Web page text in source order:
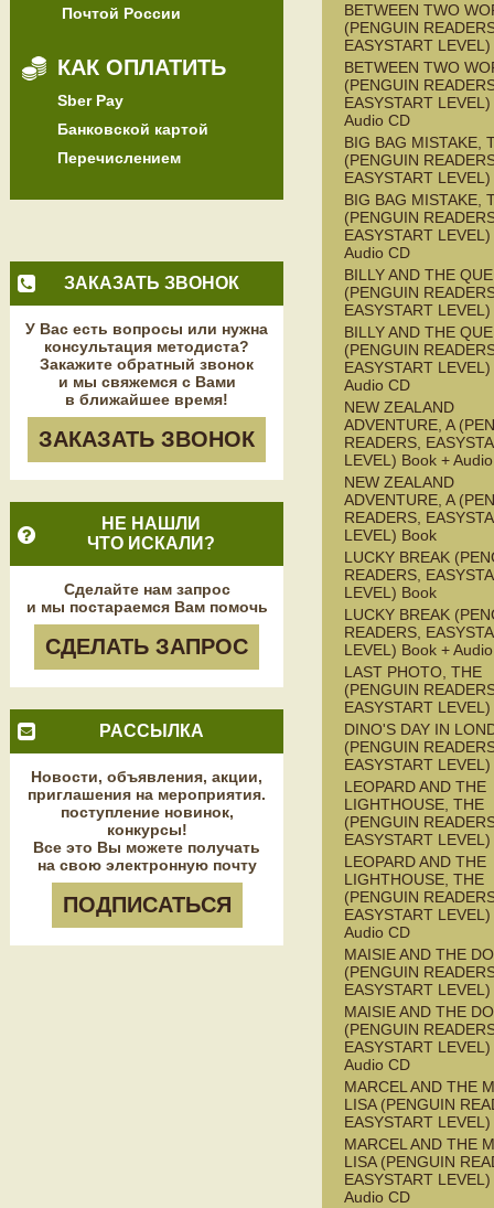
Почтой России
КАК ОПЛАТИТЬ
Sber Pay
Банковской картой
Перечислением
ЗАКАЗАТЬ ЗВОНОК
У Вас есть вопросы или нужна
консультация методиста?
Закажите обратный звонок
и мы свяжемся с Вами
в ближайшее время!
ЗАКАЗАТЬ ЗВОНОК
НЕ НАШЛИ
ЧТО ИСКАЛИ?
Сделайте нам запрос
и мы постараемся Вам помочь
СДЕЛАТЬ ЗАПРОС
РАССЫЛКА
Новости, объявления, акции,
приглашения на мероприятия.
поступление новинок,
конкурсы!
Все это Вы можете получать
на свою электронную почту
ПОДПИСАТЬСЯ
BETWEEN TWO
(PENGUIN
EASYSTART
BETWEEN TWO
(PENGUIN
EASYSTART
Audio CD
BIG BAG MISTAKE,
(PENGUIN
EASYSTART
BIG BAG MISTAKE,
(PENGUIN
EASYSTART
Audio CD
BILLY AND THE
(PENGUIN
EASYSTART
BILLY AND THE
(PENGUIN
EASYSTART
Audio CD
NEW ZEALAND
ADVENTURE, A
READERS,
LEVEL) Book +
NEW ZEALAND
ADVENTURE, A
READERS,
LEVEL) Book
LUCKY BREAK
READERS,
LEVEL) Book
LUCKY BREAK
READERS,
LEVEL) Book +
LAST PHOTO, THE
(PENGUIN
EASYSTART
DINO'S DAY IN
(PENGUIN
EASYSTART
LEOPARD AND THE
LIGHTHOUSE, THE
(PENGUIN
EASYSTART
LEOPARD AND THE
LIGHTHOUSE, THE
(PENGUIN
EASYSTART
Audio CD
MAISIE AND THE
(PENGUIN
EASYSTART
MAISIE AND THE
(PENGUIN
EASYSTART
Audio CD
MARCEL AND THE
LISA (PENGUIN
EASYSTART
MARCEL AND THE
LISA (PENGUIN
EASYSTART
Audio CD